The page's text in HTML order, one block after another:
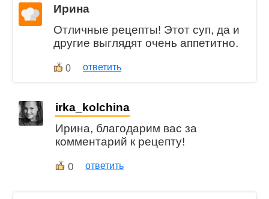
Ирина
Отличные рецепты! Этот суп, да и
другие выглядят очень аппетитно.
0 ответить
irka_kolchina
Ирина, благодарим вас за
комментарий к рецепту!
0 ответить